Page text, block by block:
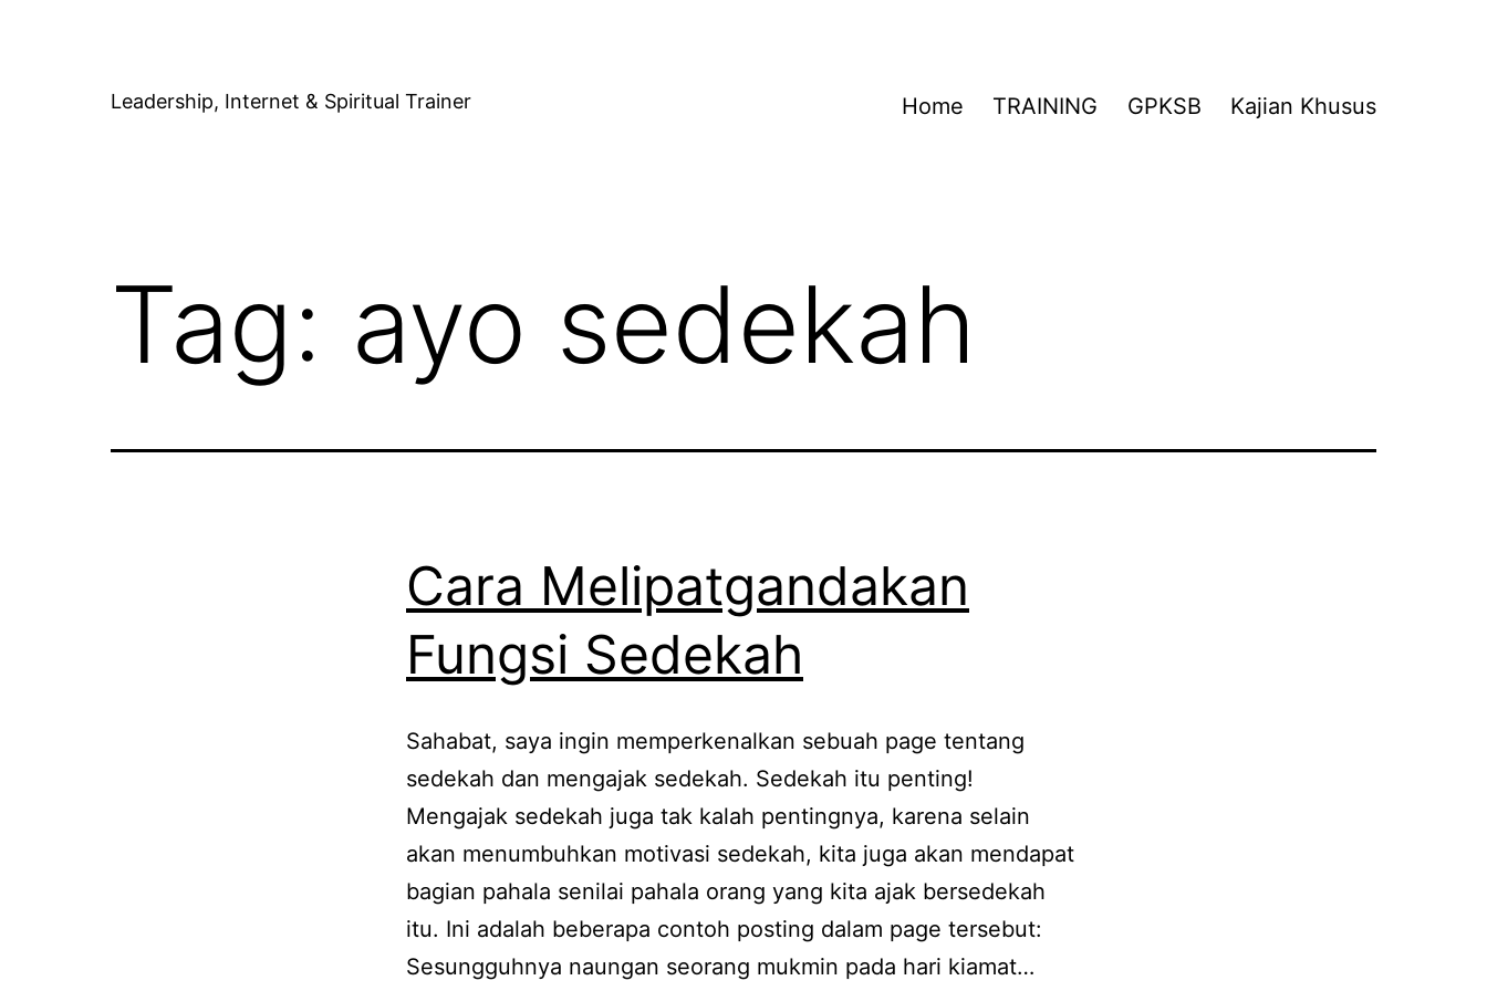
Leadership, Internet & Spiritual Trainer Home TRAINING GPKSB Kajian Khusus
Tag: ayo sedekah
Cara Melipatgandakan
Fungsi Sedekah
Sahabat, saya ingin memperkenalkan sebuah page tentang
sedekah dan mengajak sedekah. Sedekah itu penting!
Mengajak sedekah juga tak kalah pentingnya, karena selain
akan menumbuhkan motivasi sedekah, kita juga akan mendapat
bagian pahala senilai pahala orang yang kita ajak bersedekah
itu. Ini adalah beberapa contoh posting dalam page tersebut:
Sesungguhnya naungan seorang mukmin pada hari kiamat…